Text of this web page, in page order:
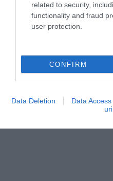
related to security,
functionality and fraud
user protection.
CONFIRM
Data Deletion Data Access